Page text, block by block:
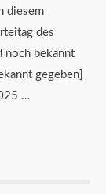
diesem
des
noch bekannt
gegeben]
…